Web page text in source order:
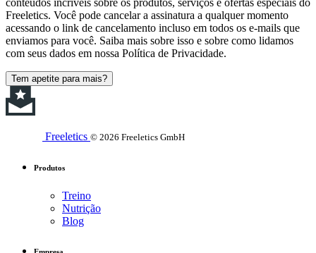
conteúdos incríveis sobre os produtos, serviços e ofertas especiais do
Freeletics. Você pode cancelar a assinatura a qualquer momento
acessando o link de cancelamento incluso em todos os e-mails que
enviamos para você. Saiba mais sobre isso e sobre como lidamos
com seus dados em nossa Política de Privacidade.
Tem apetite para mais?
Freeletics © 2026 Freeletics GmbH
Produtos
Treino
Nutrição
Blog